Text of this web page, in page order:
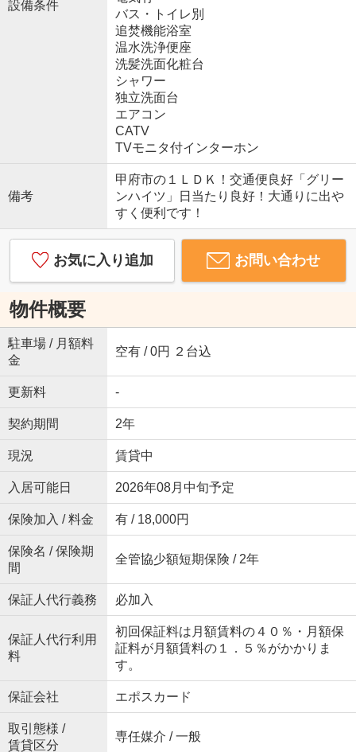
設備条件
バス・トイレ別
追焚機能浴室
温水洗浄便座
洗髪洗面化粧台
シャワー
独立洗面台
エアコン
CATV
TVモニタ付インターホン
備考
甲府市の１ＬＤＫ！交通便良好「グリー
ンハイツ」日当たり良好！大通りに出や
すく便利です！
お気に入り追加 お問い合わせ
物件概要
駐車場 / 月額料
金
空有 / 0円 ２台込
更新料 -
契約期間 2年
現況 賃貸中
入居可能日 2026年08月中旬予定
保険加入 / 料金 有 / 18,000円
保険名 / 保険期
間
全管協少額短期保険 / 2年
保証人代行義務 必加入
保証人代行利用
料
初回保証料は月額賃料の４０％・月額保
証料が月額賃料の１．５％がかかりま
す。
保証会社 エポスカード
取引態様 /
賃貸区分
専任媒介 / 一般